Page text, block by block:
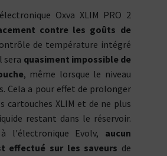
Oxva XLIM PRO 2
contre les goûts de
de température intégré
sera quasiment impossible de
, même lorsque le niveau
Cela a pour effet de prolonger
cartouches XLIM et de ne plus
restant dans le réservoir.
l'électronique Evolv, aucun
effectué sur les saveurs de